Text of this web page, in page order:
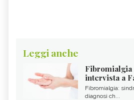
Leggi anche
Fibromialgia
intervista a
Fibromialgia:
diagnosi ch...